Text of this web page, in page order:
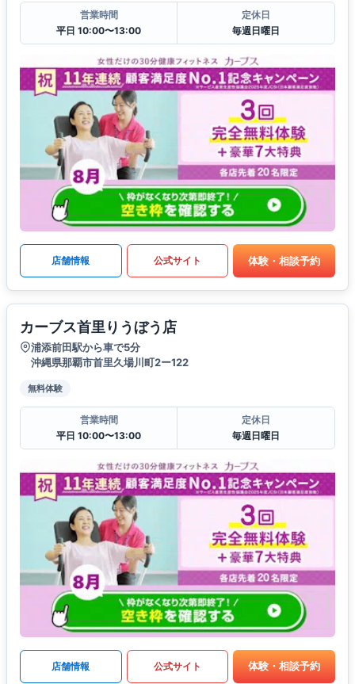
営業時間
平日 10:00〜13:00
定休日
毎週日曜日
店舗情報 公式サイト 体験・相談予約
カーブス首里りうぼう店
浦添前田駅から車で5分
沖縄県那覇市首里久場川町2ー122
無料体験
営業時間
平日 10:00〜13:00
定休日
毎週日曜日
店舗情報 公式サイト 体験・相談予約